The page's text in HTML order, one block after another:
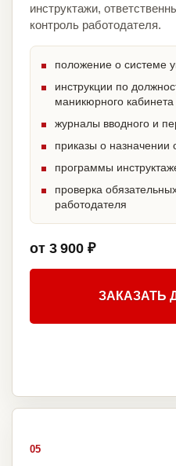
инструктажи,
контроль работодателя.
положение о системе
инструкции по
маникюрного кабинета
журналы вводного и
приказы о назначении
программы
проверка
работодателя
от 3 900 ₽
ЗАКАЗАТЬ
05